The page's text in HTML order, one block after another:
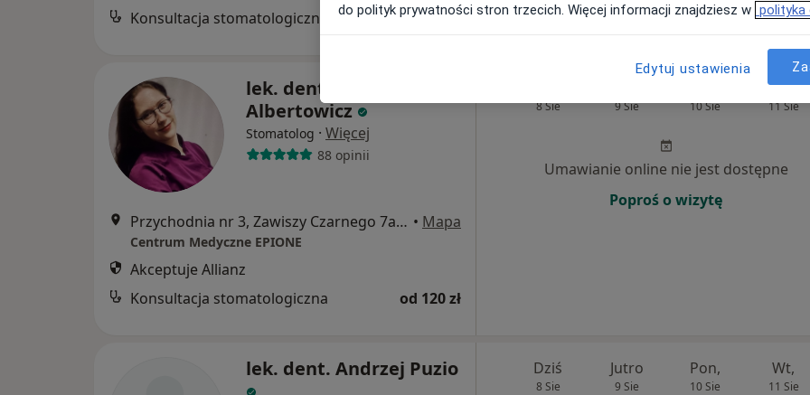
Konsultacja stomatologiczna
od 120 zł
lek. dent. Ewa
Albertowicz
Stomatolog · Więcej
88 opinii
Przychodnia nr 3, Zawiszy Czarnego 7a, Katowice, Katowice • Mapa
Centrum Medyczne EPIONE
Akceptuje Allianz
Konsultacja stomatologiczna
od 120 zł
8 Sie 9 Sie 10 Sie
Wt,
11 Sie
Umawianie online nie jest dostępne
Poproś o wizytę
lek. dent. Andrzej Puzio Dziś
8 Sie
Jutro
9 Sie
Pon,
10 Sie
Wt,
11 Sie
do polityk prywatności stron trzecich. Więcej informacji znajdziesz w polityka
Edytuj ustawienia